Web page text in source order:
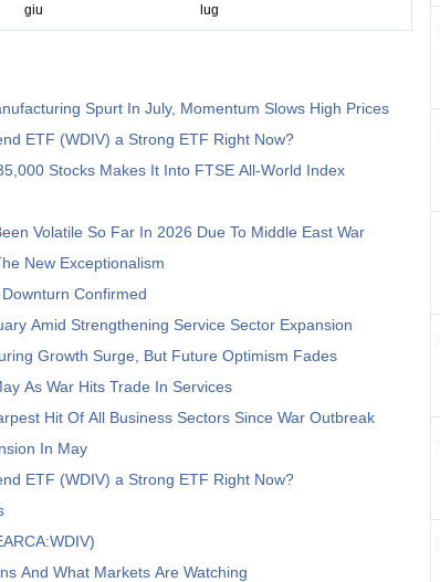
Spurt In July, Momentum Slows High Prices
ETF (WDIV) a Strong ETF Right Now?
Stocks Makes It Into FTSE All-World Index
Volatile So Far In 2026 Due To Middle East War
New Exceptionalism
Confirmed
Amid Strengthening Service Sector Expansion
Growth Surge, But Future Optimism Fades
As War Hits Trade In Services
Hit Of All Business Sectors Since War Outbreak
In May
ETF (WDIV) a Strong ETF Right Now?
And What Markets Are Watching